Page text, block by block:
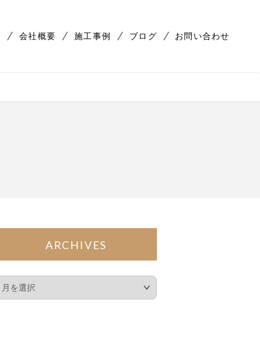
会社概要 施工事例 ブログ お問い合わせ
ARCHIVES